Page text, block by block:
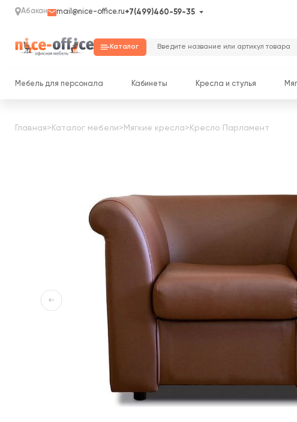
Абакан mail@nice-office.ru+7(499)460-59-35
Каталог
Мебель для персонала Кабинеты Кресла и стулья
Главная> Каталог мебели> Мягкие кресла> Кресло Парламент